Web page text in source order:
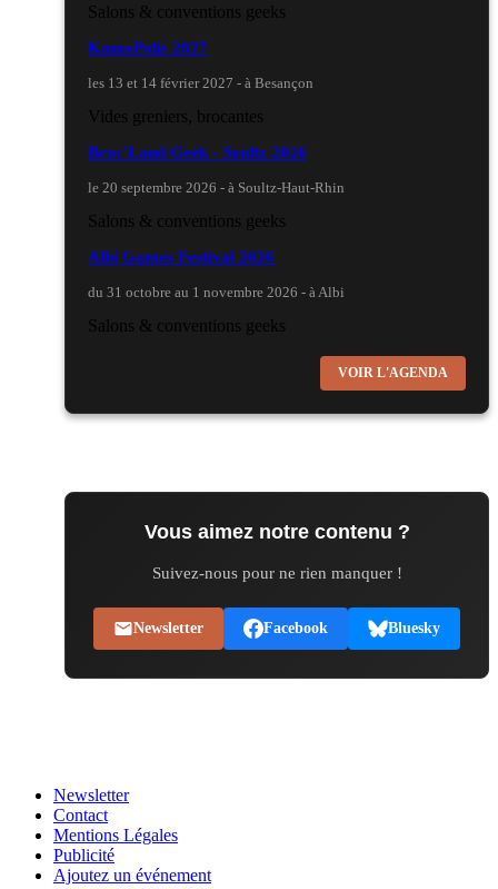
Salons & conventions geeks
KamoPolis 2027
les 13 et 14 février 2027 - à Besançon
Vides greniers, brocantes
Broc'Land Geek - Soultz 2026
le 20 septembre 2026 - à Soultz-Haut-Rhin
Salons & conventions geeks
Albi Games Festival 2026
du 31 octobre au 1 novembre 2026 - à Albi
Salons & conventions geeks
Virtual Calais - salon du jeu vidéo et des loisirs
les 3 et 4 octobre 2026 - à Calais
du 26 au 28 mars 2027 - à Mons
les 24 et 25 avril 2027 - à Toulon
Art To Play 2026
les 14 et 15 novembre 2026 - à Nantes
Vides greniers, brocantes
VOIR L'AGENDA
Vous aimez notre contenu ?
Suivez-nous pour ne rien manquer !
Newsletter Facebook Bluesky
Newsletter
Contact
Mentions Légales
Publicité
Ajoutez un événement